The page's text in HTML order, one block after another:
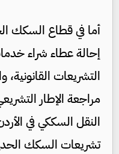
أما في قطاع السكك
إحالة عطاء شراء
التشريعات القانونية،
مراجعة الإطار
النقل السككي في
تشريعات السكك